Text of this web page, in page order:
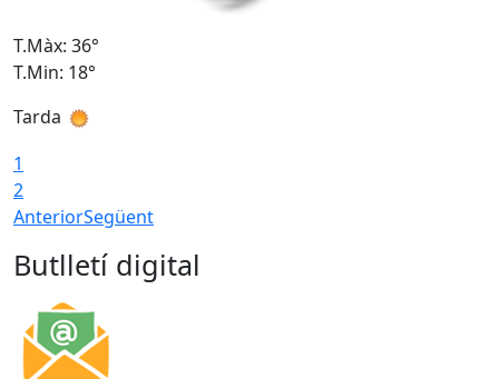
T.Màx: 36°
T.Min: 18°
Tarda
1
2
AnteriorSegüent
Butlletí digital